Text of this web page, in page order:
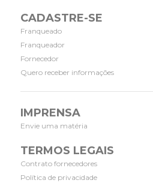
CADASTRE-SE
Franqueado
Franqueador
Fornecedor
Quero receber informações
IMPRENSA
Envie uma matéria
TERMOS LEGAIS
Contrato fornecedores
Política de privacidade